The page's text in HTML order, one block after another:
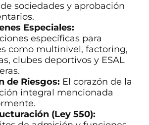
sociedades y aprobación
Especiales:
específicas para
como multinivel, factoring,
clubes deportivos y ESAL
de Riesgos: El corazón de la
integral mencionada
(Ley 550):